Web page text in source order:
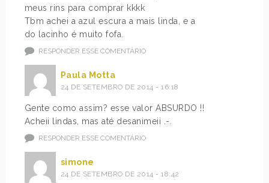
meus rins para comprar kkkk
Tbm achei a azul escura a mais linda, e a
do lacinho é muito fofa.
RESPONDER ESSE COMENTÁRIO
Paula Motta
24 DE SETEMBRO DE 2014 - 16:18
Gente como assim? esse valor ABSURDO !!
Acheii lindas, mas até desanimeii .-.
RESPONDER ESSE COMENTÁRIO
simone
24 DE SETEMBRO DE 2014 - 18:42